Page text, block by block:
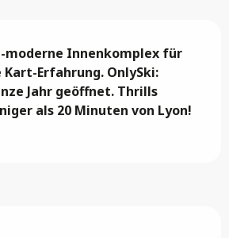
moderne Innenkomplex für
Erfahrung. OnlySki:
Jahr geöffnet. Thrills
als 20 Minuten von Lyon!